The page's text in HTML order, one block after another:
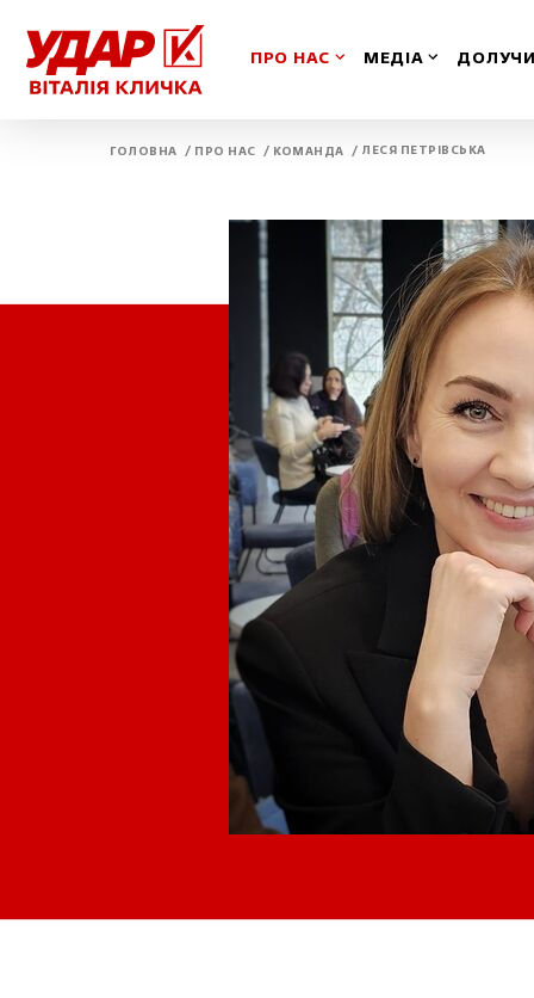
ПРО НАС МЕДІА
Волинська
Дніпропетровська
Житомирська
Закарпатська
Запорізька
Київ
Крим
ГОЛОВНА / ПРО НАС / КОМАНДА / ЛЕСЯ ПЕТРІВСЬКА